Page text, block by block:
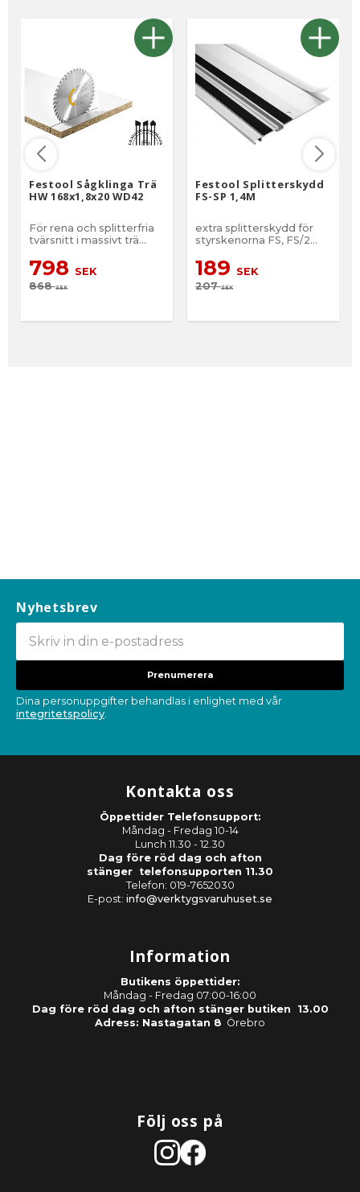
Festool Sågklinga Trä
HW 168x1,8x20 WD42
För rena och splitterfria
tvärsnitt i massivt trä
fanerade skivor
798 SEK
868SEK
Festool Splitterskydd
FS-SP 1,4M
extra splitterskydd för
styrskenorna FS, FS/2
189 SEK
207SEK
Nyhetsbrev
Prenumerera
Dina personuppgifter behandlas i enlighet med vår
integritetspolicy.
Kontakta oss
Öppettider Telefonsupport:
Måndag - Fredag 10-14
Lunch 11.30 - 12.30
Dag före röd dag och afton
stänger telefonsupporten 11.30
Telefon: 019-7652030
E-post: info@verktygsvaruhuset.se
Information
Butikens öppettider:
Måndag - Fredag 07:00-16:00
Dag före röd dag och afton stänger butiken 13.00
Adress: Nastagatan 8 Örebro
Följ oss på